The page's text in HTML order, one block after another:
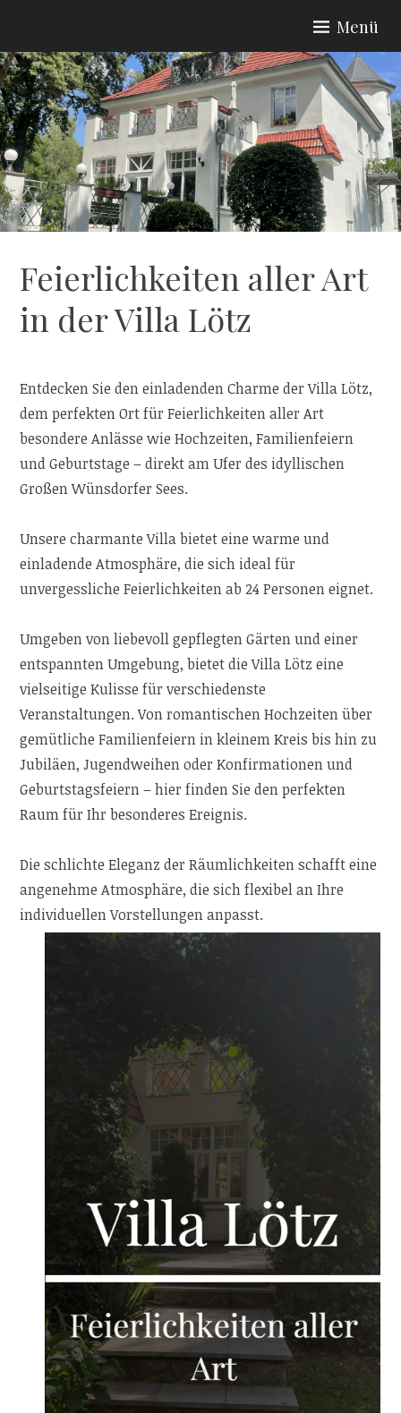
springen
CAFÉ IM WALDE
Menü
Feierlichkeiten aller Art
in der Villa Lötz
Entdecken Sie den einladenden Charme der Villa Lötz,
dem perfekten Ort für Feierlichkeiten aller Art
besondere Anlässe wie Hochzeiten, Familienfeiern
und Geburtstage – direkt am Ufer des idyllischen
Großen Wünsdorfer Sees.
Unsere charmante Villa bietet eine warme und
einladende Atmosphäre, die sich ideal für
unvergessliche Feierlichkeiten ab 24 Personen eignet.
Umgeben von liebevoll gepflegten Gärten und einer
entspannten Umgebung, bietet die Villa Lötz eine
vielseitige Kulisse für verschiedenste
Veranstaltungen. Von romantischen Hochzeiten über
gemütliche Familienfeiern in kleinem Kreis bis hin zu
Jubiläen, Jugendweihen oder Konfirmationen und
Geburtstagsfeiern – hier finden Sie den perfekten
Raum für Ihr besonderes Ereignis.
Die schlichte Eleganz der Räumlichkeiten schafft eine
angenehme Atmosphäre, die sich flexibel an Ihre
individuellen Vorstellungen anpasst.